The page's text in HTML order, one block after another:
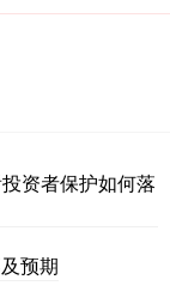
资者保护如何落
预期